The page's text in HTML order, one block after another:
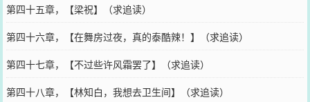
第四十五章，【梁祝】（求追读）
第四十六章，【在舞房过夜，真的泰酷辣！】（求追读）
第四十七章，【不过些许风霜罢了】（求追读）
第四十八章，【林知白，我想去卫生间】（求追读）